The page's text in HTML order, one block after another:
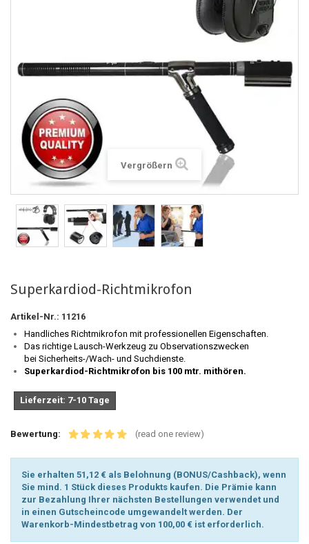
Vergrößern
Superkardiod-Richtmikrofon
Artikel-Nr.: 11216
Handliches Richtmikrofon mit professionellen Eigenschaften.
Das richtige Lausch-Werkzeug zu Observationszwecken
bei Sicherheits-/Wach- und Suchdienste.
Superkardiod-Richtmikrofon bis 100 mtr. mithören.
Lieferzeit: 7-10 Tage
Bewertung: (read one review)
Sie erhalten 51,12 € als Belohnung (BONUS/Cashback), wenn
Sie mind. 1 Stück dieses Produkts kaufen. Die Prämie kann
zur Bezahlung Ihrer nächsten Bestellungen verwendet und
in einen Gutscheincode umgewandelt werden. Der
Warenkorb-Mindestbetrag von 100,00 € ist erforderlich.